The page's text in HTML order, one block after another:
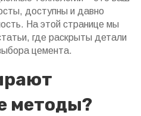
доступны и давно
На этой странице мы
где раскрыты детали
цемента.
методы?